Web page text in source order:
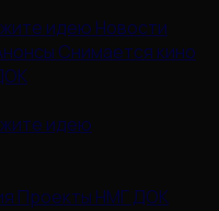
идею Новости
Снимается кино
идею
Проекты НМГ ДОК